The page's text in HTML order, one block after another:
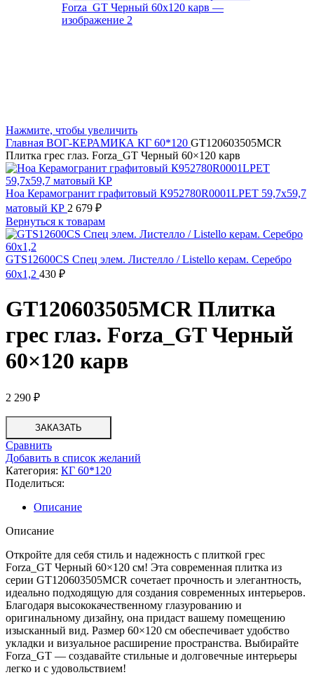
Нажмите, чтобы увеличить
Главная ВОГ-КЕРАМИКА КГ 60*120 GT120603505MCR
Плитка грес глаз. Forza_GT Черный 60×120 карв
Ноа Керамогранит графитовый К952780R0001LPЕТ 59,7х59,7
матовый КР 2 679 ₽
Вернуться к товарам
GTS12600CS Спец элем. Листелло / Listello керам. Серебро
60x1,2 430 ₽
GT120603505MCR Плитка
грес глаз. Forza_GT Черный
60×120 карв
2 290 ₽
ЗАКАЗАТЬ
Сравнить
Добавить в список желаний
Категория: КГ 60*120
Поделиться:
Описание
Описание
Откройте для себя стиль и надежность с плиткой грес
Forza_GT Черный 60×120 см! Эта современная плитка из
серии GT120603505MCR сочетает прочность и элегантность,
идеально подходящую для создания современных интерьеров.
Благодаря высококачественному глазурованию и
оригинальному дизайну, она придаст вашему помещению
изысканный вид. Размер 60×120 см обеспечивает удобство
укладки и визуальное расширение пространства. Выбирайте
Forza_GT — создавайте стильные и долговечные интерьеры
легко и с удовольствием!